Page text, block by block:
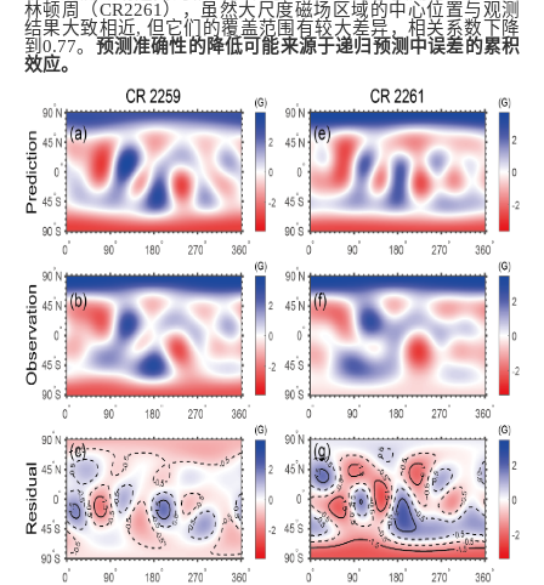
林顿周（CR2261），虽然大尺度磁场区域的中心位置与观测
结果大致相近, 但它们的覆盖范围有较大差异，相关系数下降
到0.77。 预测准确性的降低可能来源于递归预测中误差的累积
效应。